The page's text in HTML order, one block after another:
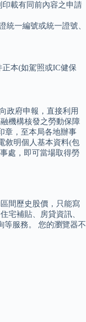
載有同前內容之申請
一編號或統一證號、
本(如駕照或IC健保
政府申報，直接利用
機構核發之勞動保障
章，至本局各地辦事
敘明個人基本資料(包
處，即可當場取得勞
間歷史股價，只能寫
宅補貼、房貸資訊、
等服務。 您的瀏覽器不